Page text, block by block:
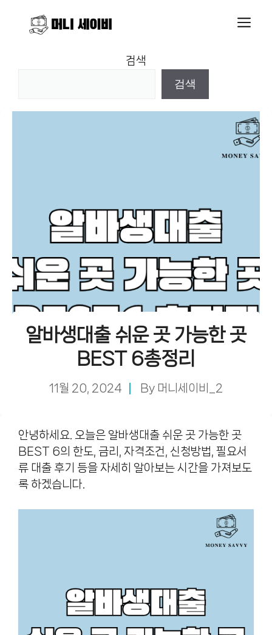
검색
검색
알바생대출 쉬운 곳 가능한 곳
BEST 6총정리
11월 20, 2024 By 머니세이비_2
안녕하세요. 오늘은 알바생대출 쉬운 곳 가능한 곳
BEST 6의 한도, 금리, 자격조건, 신청방법, 필요서
류 대출 후기 등을 자세히 알아보는 시간을 가져보도
록 하겠습니다.